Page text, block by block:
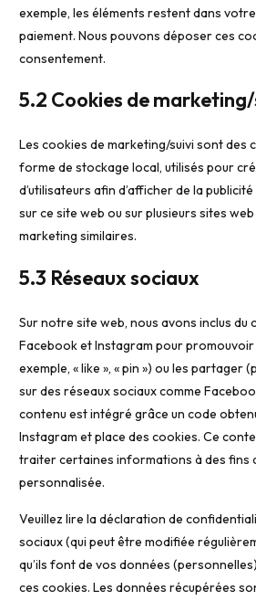
exemple, les éléments restent dans
paiement. Nous pouvons déposer ces
consentement.
5.2 Cookies de
Les cookies de marketing/suivi sont des
forme de stockage local, utilisés pour
d’utilisateurs afin d’afficher de la
sur ce site web ou sur plusieurs sites
marketing similaires.
5.3 Réseaux sociaux
Sur notre site web, nous avons inclus du
Facebook et Instagram pour
exemple, « like », « pin ») ou les partager
sur des réseaux sociaux comme
contenu est intégré grâce un code
Instagram et place des cookies. Ce
traiter certaines informations à des fins
personnalisée.
Veuillez lire la déclaration de
sociaux (qui peut être modifiée
qu’ils font de vos données
ces cookies. Les données récupérées